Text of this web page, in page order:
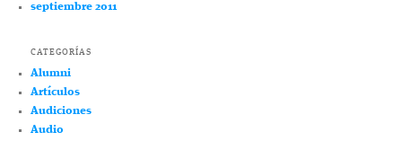
septiembre 2011
CATEGORÍAS
Alumni
Artículos
Audiciones
Audio